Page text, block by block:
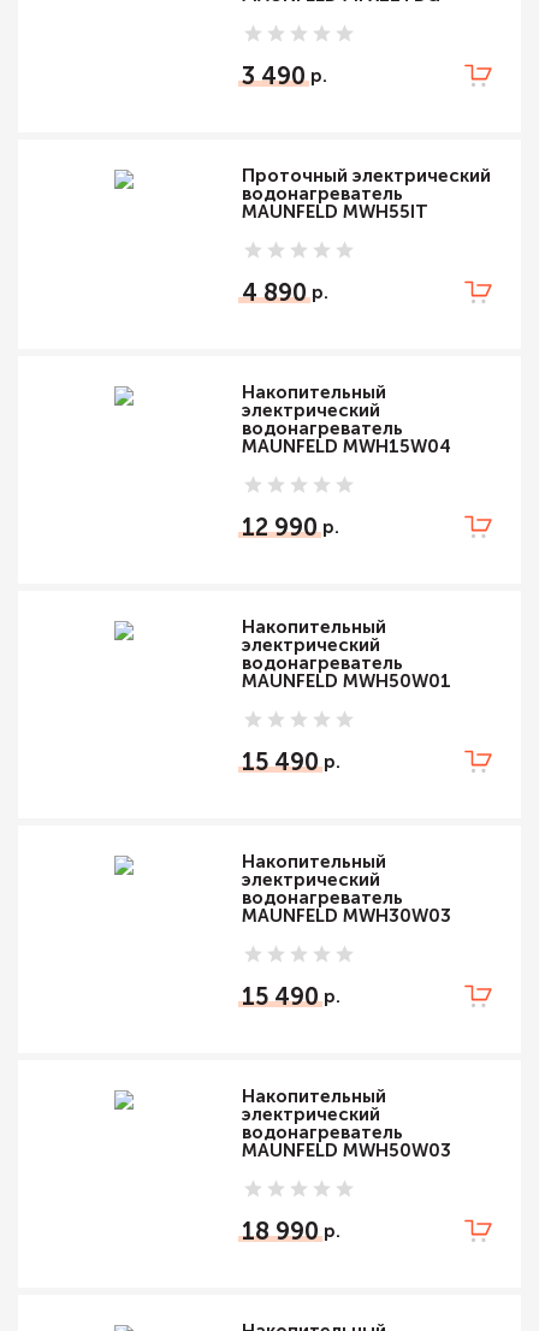
3 490
Проточный электрический
водонагреватель
MAUNFELD MWH55IT
4 890
Накопительный
электрический
водонагреватель
MAUNFELD MWH15W04
12 990
Накопительный
электрический
водонагреватель
MAUNFELD MWH50W01
15 490
Накопительный
электрический
водонагреватель
MAUNFELD MWH30W03
15 490
Накопительный
электрический
водонагреватель
MAUNFELD MWH50W03
18 990